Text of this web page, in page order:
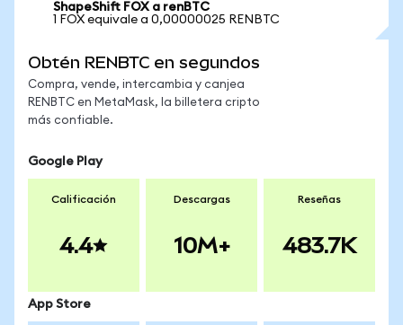
ShapeShift FOX a renBTC
1 FOX equivale a 0,00000025 RENBTC
Obtén RENBTC en segundos
Compra, vende, intercambia y canjea
RENBTC en MetaMask, la billetera cripto
más confiable.
Google Play
Calificación
4.4
Descargas
10M+
Reseñas
483.7K
App Store